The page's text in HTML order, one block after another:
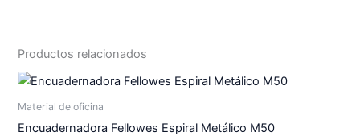
Productos relacionados
Material de oficina
Encuadernadora Fellowes Espiral Metálico M50